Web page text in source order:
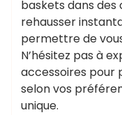
baskets dans
rehausser
permettre de
N’hésitez pas à
accessoires pour
selon vos
unique.